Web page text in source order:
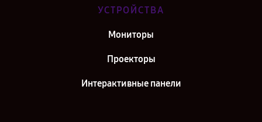
Ремонт монитора BenQ SW2700PT в г. Киров
Ремонт монитора BenQ SW2700PT в г. Санкт-Петербург
УСТРОЙСТВА
Мониторы
Проекторы
Интерактивные панели